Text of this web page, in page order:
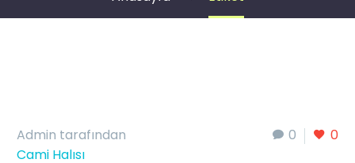
0 0
Admin tarafından
Cami Halısı